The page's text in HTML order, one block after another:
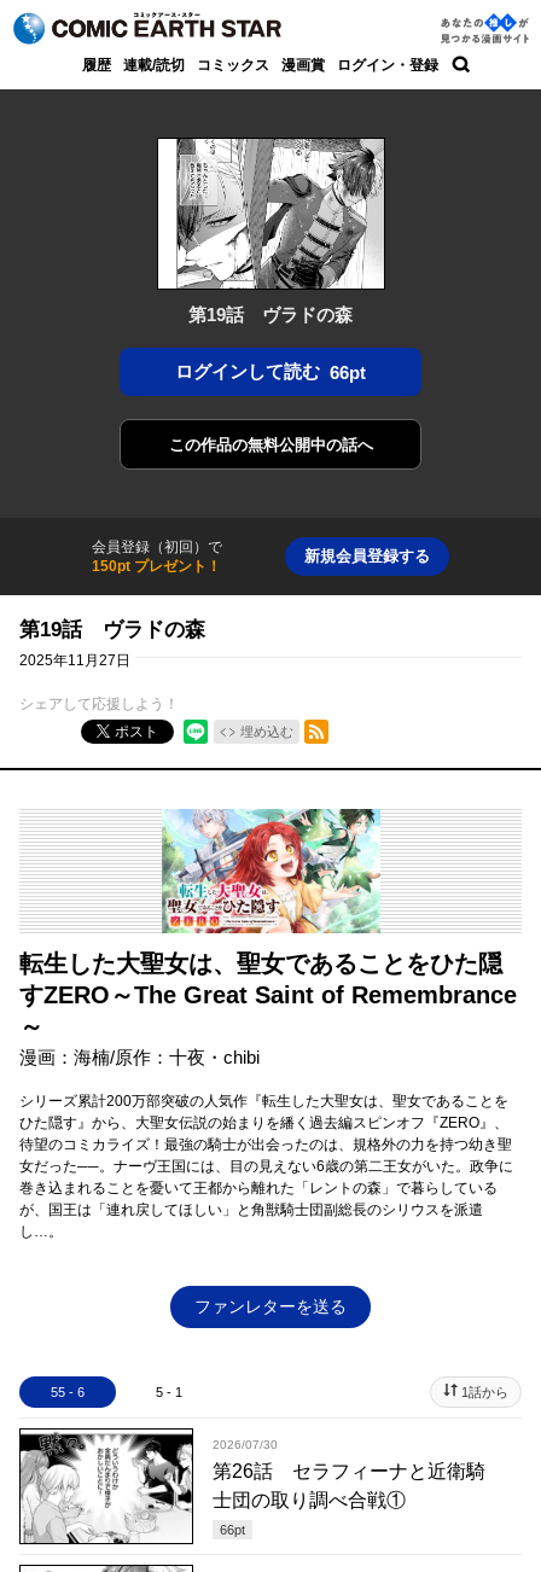
コミック アース・スター
あなた
の推し
履歴 連載/読切 コミックス 漫画賞 ログイン・登録
第19話 ヴラドの森
ログインして読む 66pt
この作品の無料公開中の話へ
会員登録（初回）で
150pt プレゼント！
新規会員登録する
第19話 ヴラドの森
2025年11月27日
シェアして応援しよう！
ポスト
埋め込む
RSSフィード
転生した大聖女は、聖女であることをひた隠
すZERO～The Great Saint of Remembrance
～
漫画：海楠/原作：十夜・chibi
シリーズ累計200万部突破の人気作『転生した大聖女は、聖女であることを
ひた隠す』から、大聖女伝説の始まりを繙く過去編スピンオフ『ZERO』、
待望のコミカライズ！最強の騎士が出会ったのは、規格外の力を持つ幼き聖
女だった──。ナーヴ王国には、目の見えない6歳の第二王女がいた。政争に
巻き込まれることを憂いて王都から離れた「レントの森」で暮らしている
が、国王は「連れ戻してほしい」と角獣騎士団副総長のシリウスを派遣
し…。
ファンレターを送る
55 - 6 5 - 1 1話から
2026/07/30
第26話 セラフィーナと近衛騎
士団の取り調べ合戦①
66pt